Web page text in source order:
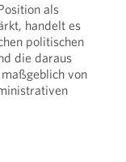
als
handelt es
politischen
die daraus
von